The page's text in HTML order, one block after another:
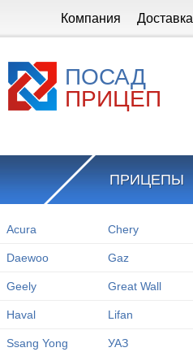
Компания Доставка
ПОСАД
ПРИЦЕП
ПРИЦЕПЫ
Acura Chery
Daewoo Gaz
Geely Great Wall
Haval Lifan
Ssang Yong УАЗ